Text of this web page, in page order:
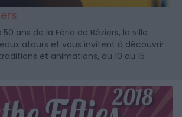
ans de la Féria de Béziers, la ville
atours et vous invitent à découvrir
et animations, du 10 au 15